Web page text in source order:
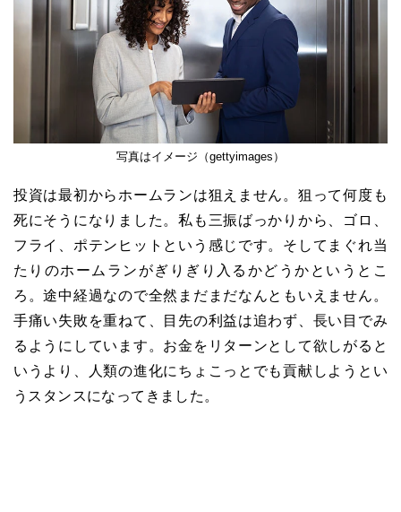
写真はイメージ（gettyimages）
投資は最初からホームランは狙えません。狙って何度も
死にそうになりました。私も三振ばっかりから、ゴロ、
フライ、ポテンヒットという感じです。そしてまぐれ当
たりのホームランがぎりぎり入るかどうかというとこ
ろ。途中経過なので全然まだまだなんともいえません。
手痛い失敗を重ねて、目先の利益は追わず、長い目でみ
るようにしています。お金をリターンとして欲しがると
いうより、人類の進化にちょこっとでも貢献しようとい
うスタンスになってきました。